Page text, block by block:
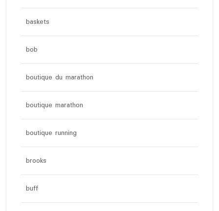
baskets
bob
boutique du marathon
boutique marathon
boutique running
brooks
buff